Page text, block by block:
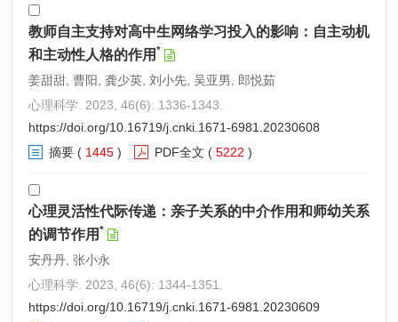
教师自主支持对高中生网络学习投入的影响：自主动机
和主动性人格的作用 *
姜甜甜, 曹阳, 龚少英, 刘小先, 吴亚男, 郎悦茹
心理科学. 2023, 46(6): 1336-1343.
https://doi.org/10.16719/j.cnki.1671-6981.20230608
摘要 ( 1445 ) PDF全文 ( 5222 )
心理灵活性代际传递：亲子关系的中介作用和师幼关系
的调节作用 *
安丹丹, 张小永
心理科学. 2023, 46(6): 1344-1351.
https://doi.org/10.16719/j.cnki.1671-6981.20230609